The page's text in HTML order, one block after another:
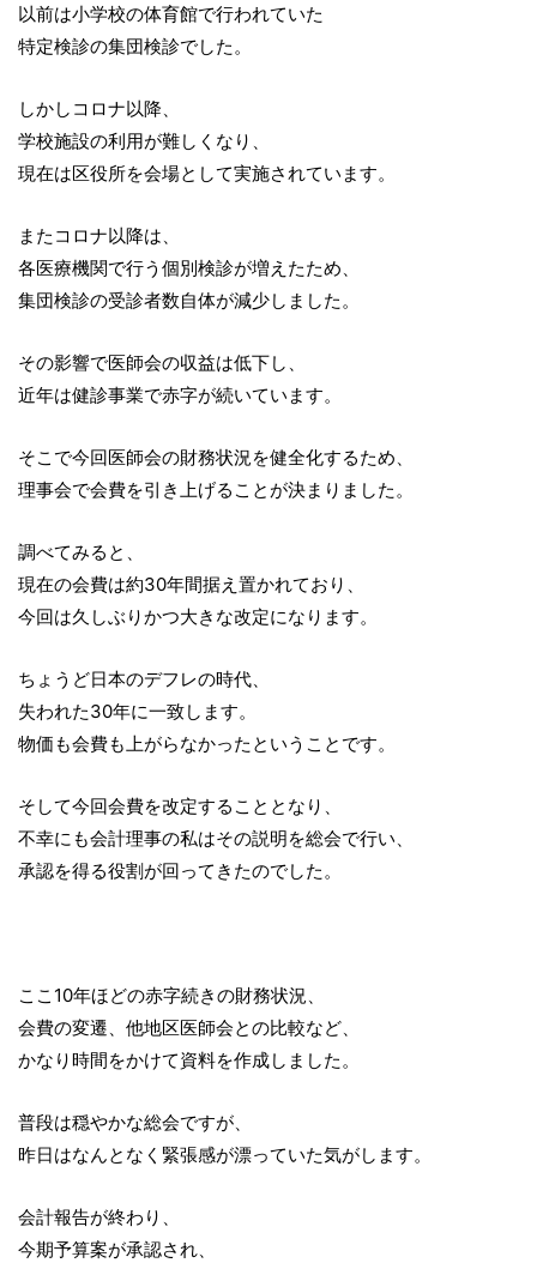
以前は小学校の体育館で行われていた
特定検診の集団検診でした。
しかしコロナ以降、
学校施設の利用が難しくなり、
現在は区役所を会場として実施されています。
またコロナ以降は、
各医療機関で行う個別検診が増えたため、
集団検診の受診者数自体が減少しました。
その影響で医師会の収益は低下し、
近年は健診事業で赤字が続いています。
そこで今回医師会の財務状況を健全化するため、
理事会で会費を引き上げることが決まりました。
調べてみると、
現在の会費は約30年間据え置かれており、
今回は久しぶりかつ大きな改定になります。
ちょうど日本のデフレの時代、
失われた30年に一致します。
物価も会費も上がらなかったということです。
そして今回会費を改定することとなり、
不幸にも会計理事の私はその説明を総会で行い、
承認を得る役割が回ってきたのでした。
ここ10年ほどの赤字続きの財務状況、
会費の変遷、他地区医師会との比較など、
かなり時間をかけて資料を作成しました。
普段は穏やかな総会ですが、
昨日はなんとなく緊張感が漂っていた気がします。
会計報告が終わり、
今期予算案が承認され、